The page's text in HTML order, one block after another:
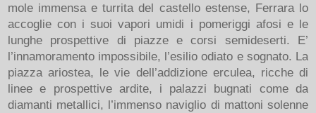
mole immensa e turrita del castello estense, Ferrara lo
accoglie con i suoi vapori umidi i pomeriggi afosi e le
lunghe prospettive di piazze e corsi semideserti. E’
l’innamoramento impossibile, l’esilio odiato e sognato. La
piazza ariostea, le vie dell’addizione erculea, ricche di
linee e prospettive ardite, i palazzi bugnati come da
diamanti metallici, l’immenso naviglio di mattoni solenne